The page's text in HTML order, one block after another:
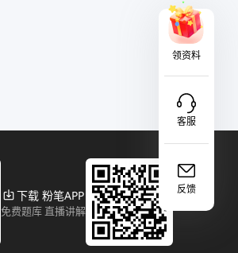
领资料
客服
反馈
下载 粉笔APP
免费题库 直播讲解